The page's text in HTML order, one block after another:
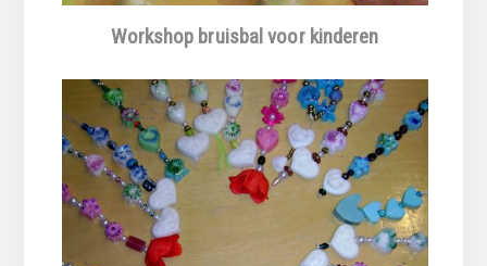
Workshop bruisbal voor kinderen